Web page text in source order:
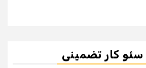
سئو کار تضمینی